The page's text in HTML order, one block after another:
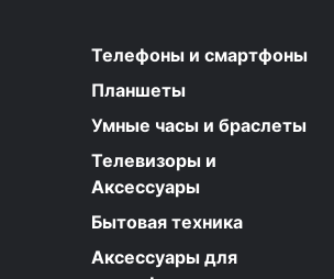
Телефоны и смартфоны
Планшеты
Умные часы и браслеты
Телевизоры и
Аксессуары
Бытовая техника
Аксессуары для